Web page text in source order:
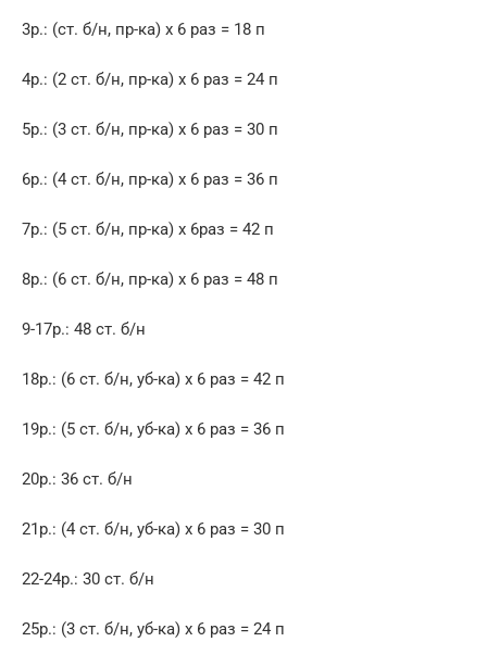
3р.: (ст. б/н, пр-ка) х 6 раз = 18 п
4р.: (2 ст. б/н, пр-ка) х 6 раз = 24 п
5р.: (3 ст. б/н, пр-ка) х 6 раз = 30 п
6р.: (4 ст. б/н, пр-ка) х 6 раз = 36 п
7р.: (5 ст. б/н, пр-ка) х 6раз = 42 п
8р.: (6 ст. б/н, пр-ка) х 6 раз = 48 п
9-17р.: 48 ст. б/н
18р.: (6 ст. б/н, уб-ка) х 6 раз = 42 п
19р.: (5 ст. б/н, уб-ка) х 6 раз = 36 п
20р.: 36 ст. б/н
21р.: (4 ст. б/н, уб-ка) х 6 раз = 30 п
22-24р.: 30 ст. б/н
25р.: (3 ст. б/н, уб-ка) х 6 раз = 24 п